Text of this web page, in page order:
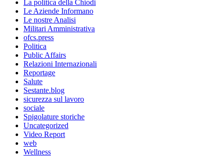
La politica della Chiodi
Le Aziende Informano
Le nostre Analisi
Militari Amministrativa
ofcs.press
Politica
Public Affairs
Relazioni Internazionali
Reportage
Salute
Sestante.blog
sicurezza sul lavoro
sociale
Spigolature storiche
Uncategorized
Video Report
web
Wellness